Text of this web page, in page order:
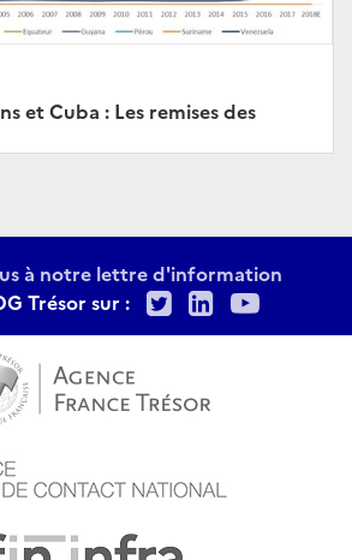
et Cuba : Les remises des
à notre lettre d'information
Trésor sur :
TwitterLinkedIn